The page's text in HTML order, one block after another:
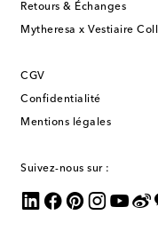
Retours & Échanges
Mytheresa x Vestiaire
CGV
Confidentialité
Mentions légales
Suivez-nous sur :